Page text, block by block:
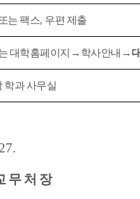
는 팩스, 우편 제출
대학홈페이지 → 학사안내 →
학과 사무실
무 처 장